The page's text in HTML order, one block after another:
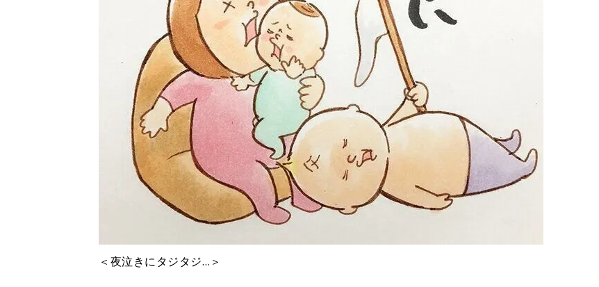
＜夜泣きにタジタジ…＞